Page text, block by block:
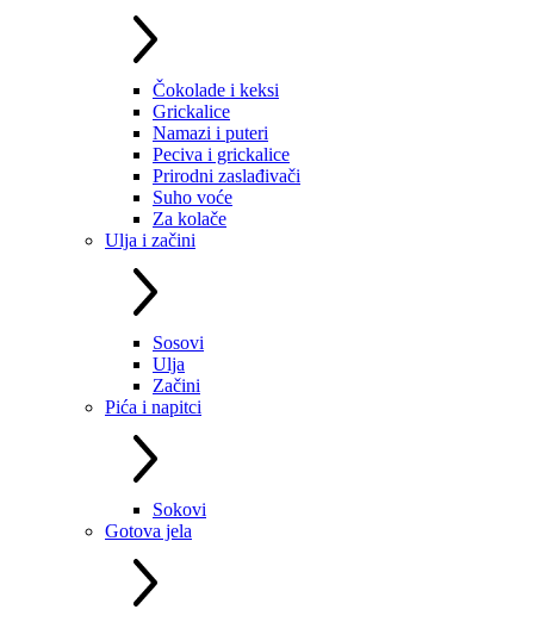
Čokolade i keksi
Grickalice
Namazi i puteri
Peciva i grickalice
Prirodni zaslađivači
Suho voće
Za kolače
Ulja i začini
Sosovi
Ulja
Začini
Pića i napitci
Sokovi
Gotova jela